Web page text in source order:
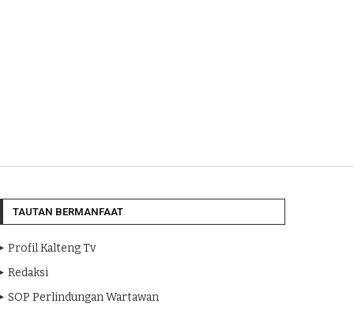
TAUTAN BERMANFAAT
Profil Kalteng Tv
Redaksi
SOP Perlindungan Wartawan